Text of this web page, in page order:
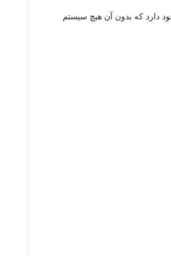
دارد که بدون آن هیچ سیستم